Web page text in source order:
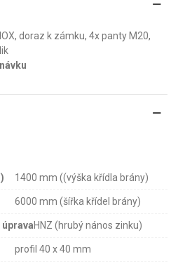
doraz k zámku, 4x panty M20,
1400 mm ((výška křídla brány)
6000 mm (šířka křídel brány)
HNZ (hrubý nános zinku)
profil 40 x 40 mm